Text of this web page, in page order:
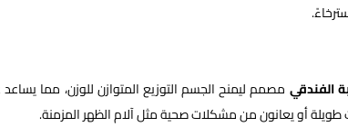
الفندقي مصمم ليمنح الجسم التوزيع المتوازن للوزن، مما
طويلة أو يعانون من مشكلات صحية مثل آلام الظهر المزمنة.